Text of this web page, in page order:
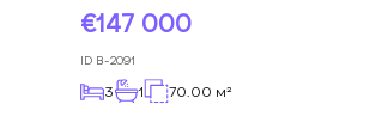
147 000
ID B-2091
3 1 70.00 м²